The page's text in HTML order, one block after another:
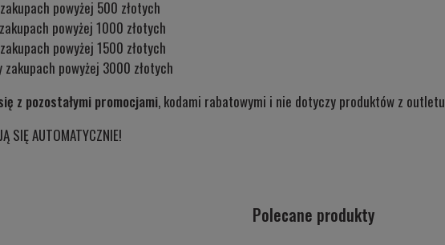
powyżej 500 złotych
powyżej 1000 złotych
powyżej 1500 złotych
powyżej 3000 złotych
z pozostałymi promocjami, kodami rabatowymi i nie dotyczy produktów z outletu
SIĘ AUTOMATYCZNIE!
Polecane produkty